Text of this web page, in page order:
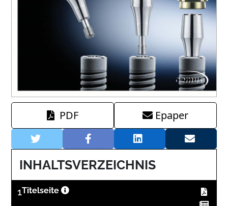
PDF Epaper
INHALTSVERZEICHNIS
1Titelseite